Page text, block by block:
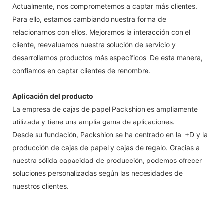
Actualmente, nos comprometemos a captar más clientes.
Para ello, estamos cambiando nuestra forma de
relacionarnos con ellos. Mejoramos la interacción con el
cliente, reevaluamos nuestra solución de servicio y
desarrollamos productos más específicos. De esta manera,
confiamos en captar clientes de renombre.
Aplicación del producto
La empresa de cajas de papel Packshion es ampliamente
utilizada y tiene una amplia gama de aplicaciones.
Desde su fundación, Packshion se ha centrado en la I+D y la
producción de cajas de papel y cajas de regalo. Gracias a
nuestra sólida capacidad de producción, podemos ofrecer
soluciones personalizadas según las necesidades de
nuestros clientes.